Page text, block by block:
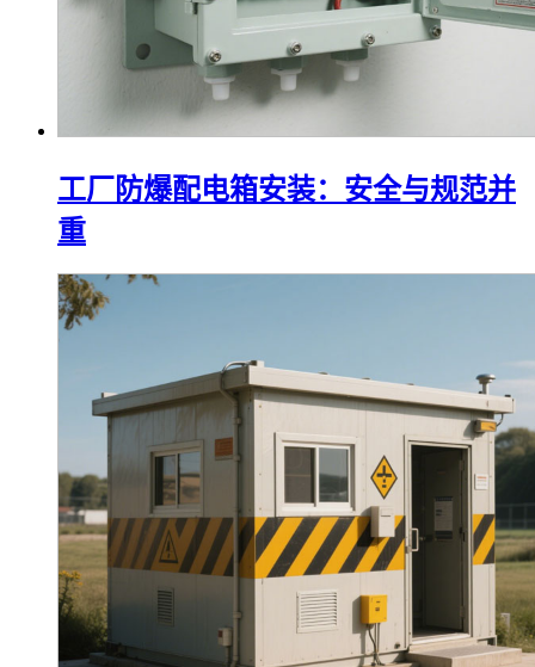
工厂防爆配电箱安装：安全与规范并
重